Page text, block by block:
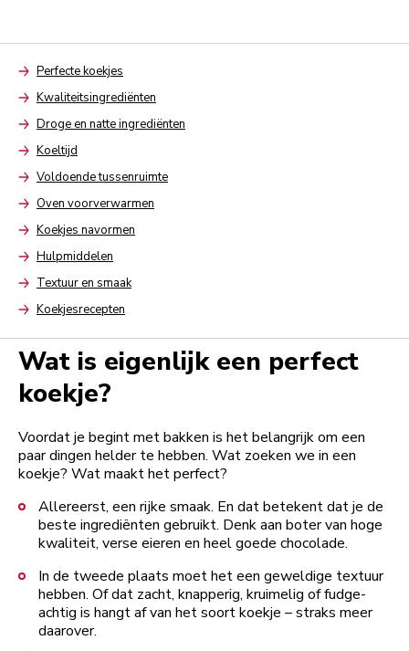
ArrowPerfecte koekjes
ArrowKwaliteitsingrediënten
ArrowDroge en natte ingrediënten
ArrowKoeltijd
ArrowVoldoende tussenruimte
ArrowOven voorverwarmen
ArrowKoekjes navormen
ArrowHulpmiddelen
ArrowTextuur en smaak
ArrowKoekjesrecepten
Wat is eigenlijk een perfect
koekje?
Voordat je begint met bakken is het belangrijk om een
paar dingen helder te hebben. Wat zoeken we in een
koekje? Wat maakt het perfect?
Allereerst, een rijke smaak. En dat betekent dat je de
beste ingrediënten gebruikt. Denk aan boter van hoge
kwaliteit, verse eieren en heel goede chocolade.
In de tweede plaats moet het een geweldige textuur
hebben. Of dat zacht, knapperig, kruimelig of fudge-
achtig is hangt af van het soort koekje – straks meer
daarover.